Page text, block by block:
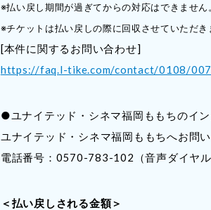
※払い戻し期間が過ぎてからの対応はできません
※チケットは払い戻しの際に回収させていただき
[本件に関するお問い合わせ]
https://faq.l-tike.com/contact/0108/
●ユナイテッド・シネマ福岡ももちのイ
ユナイテッド・シネマ福岡ももちへお問い
電話番号：0570-783-102（音声ダイヤル
＜払い戻しされる金額＞